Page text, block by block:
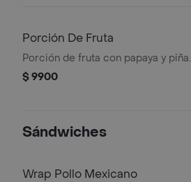
Porción De Fruta
Porción de fruta con papaya y piña.
$ 9900
Sándwiches
Wrap Pollo Mexicano